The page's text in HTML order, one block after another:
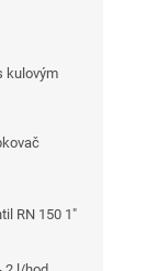
kulovým
RN 150 1"